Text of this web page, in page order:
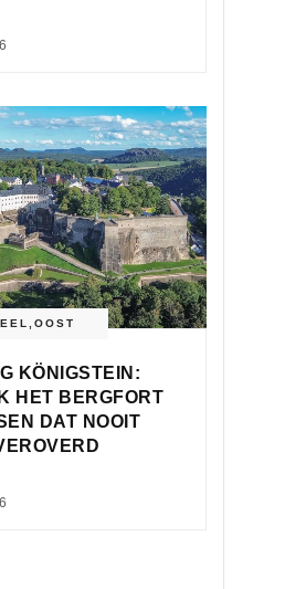
,OOST
KÖNIGSTEIN:
HET BERGFORT
DAT NOOIT